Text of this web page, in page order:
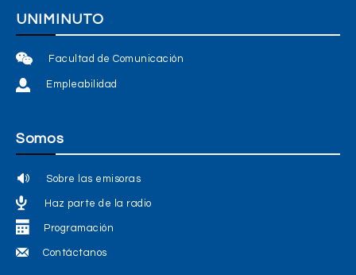
UNIMINUTO
Facultad de Comunicación
Empleabilidad
Somos
Sobre las emisoras
Haz parte de la radio
Programación
Contáctanos